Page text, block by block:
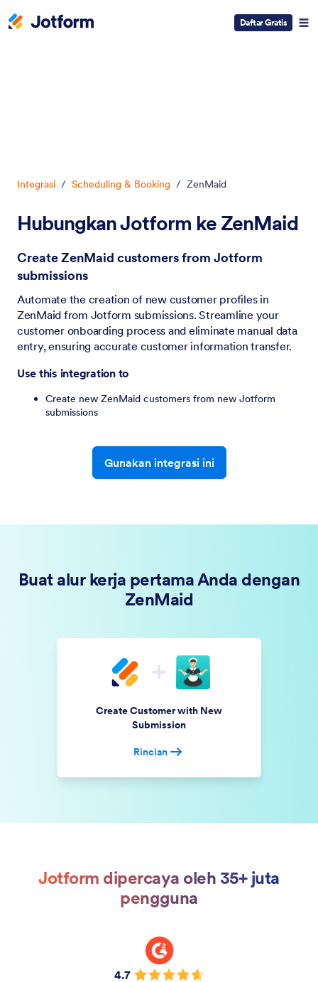
Daftar Gratis
Integrasi / Scheduling & Booking / ZenMaid
Hubungkan Jotform ke ZenMaid
Create ZenMaid customers from Jotform
submissions
Automate the creation of new customer profiles in
ZenMaid from Jotform submissions. Streamline your
customer onboarding process and eliminate manual data
entry, ensuring accurate customer information transfer.
Use this integration to
Create new ZenMaid customers from new Jotform
submissions
Gunakan integrasi ini
Buat alur kerja pertama Anda dengan
ZenMaid
Create Customer with New
Submission
Rincian
Jotform dipercaya oleh 35+ juta
pengguna
4.7